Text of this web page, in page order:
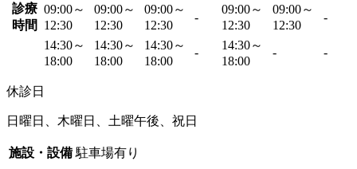
診療
時間
09:00～
12:30
09:00～
12:30
09:00～
12:30
-
09:00～
12:30
09:00～
12:30
-
14:30～
18:00
14:30～
18:00
14:30～
18:00
-
14:30～
18:00
- -
休診日
日曜日、木曜日、土曜午後、祝日
施設・設備 駐車場有り